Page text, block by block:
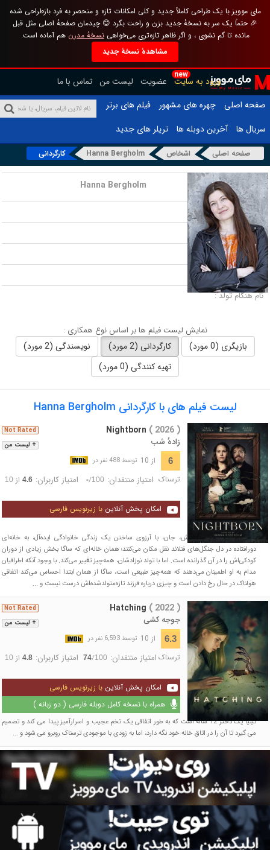
مای موویز با یک طراحی کاملاً جدید و کلی امکانات تازه و منحصر به فرد بازطراحی شده
🎉 حتماً یک سر به نسخهٔ جدید بزن و راحت بگرد 😊 چیدمان صفحهٔ اصلی مثل قبل
مانده تا گم نشوی ، و اگر ظاهر تازه‌تری می‌خواهینسخهٔ مدرن هم آماده است.
مشاهدهٔ نسخهٔ جدید
new
ورود به سایت عضویت لیست من تماس با ما
صفحه اصلی
چهره های مشهور
فیلم های برتر
سریال ها
آخرین دوبله ها تریلر های جدید
صفحه اصلی اشخاص Hanna Bergholm کارگردانی
نام : Hanna Bergholm
تاریخ تولد :
محل تولد :
قد :
لقب :
نام هنگام تولد :
نمایش لیست فیلم ها بر اساس نوع همکاری :
بازیگری (0 مورد) کارگردانی (2 مورد)
نویسندگی (2 مورد)
تهیه کنندگی (0 مورد)
لیست فیلم های با کارگردانی Hanna Bergholm
+ لیست من
Not Rated Nightborn ( 2026 )
زادهٔ شب
6 از 10 توسط 488 نفر در
ترسناک امتیاز منتقدان: -/100 امتیاز کاربران: 4.6از 10
امکان پخش آنلاین با زیرنویس فارسی
ساگا و همسر بریتانیایی‌اش، جان، با آرزوی ساختن یک زندگی خانوادگی ایده‌آل، به خانه‌ای
دورافتاده در دل جنگل‌های فنلاند نقل مکان می‌کنند؛ همان خانه‌ای که ساگا بخش زیادی از دوران
کودکی‌اش را در آن گذرانده است. اما با تولد نوزادشان، همه‌چیز تغییر می‌کند. با وجود آنکه اطرافیان
مدام به او اطمینان می‌دهند که همه‌چیز طبیعی است، ساگا از همان ابتدا احساس می‌کند اتفاقی
هولناک در حال رخ دادن است و چیزی درباره فرزند تازه‌متولدشده‌اش درست نیست و ...
+ لیست من
Not Rated Hatching ( 2022 )
جوجه کشی
6.3 از 10 توسط 6,593 نفر در
ترسناک امتیاز منتقدان: 74/100 امتیاز کاربران: 4.8از 10
امکان پخش آنلاین با زیرنویس فارسی
همراه با نسخه کامل دوبله فارسی ( دو زبانه )
تینیا یک دختر 12 ساله است که به طور اتفاقی یک تخم عجیب و اسرارآمیز پیدا می کند و تصمیم
می گیرد تا آن را در اتاق خانه خود نگه دارد، اما به زودی با موجودی ترسناک روبرو می شود و ...